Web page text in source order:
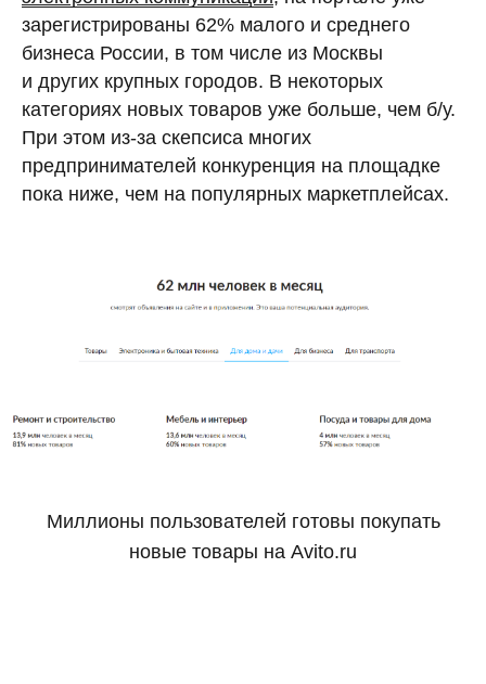
зарегистрированы 62% малого и среднего
бизнеса России, в том числе из Москвы
и других крупных городов. В некоторых
категориях новых товаров уже больше, чем б/у.
При этом из-за скепсиса многих
предпринимателей конкуренция на площадке
пока ниже, чем на популярных маркетплейсах.
Миллионы пользователей готовы покупать
новые товары на Avito.ru